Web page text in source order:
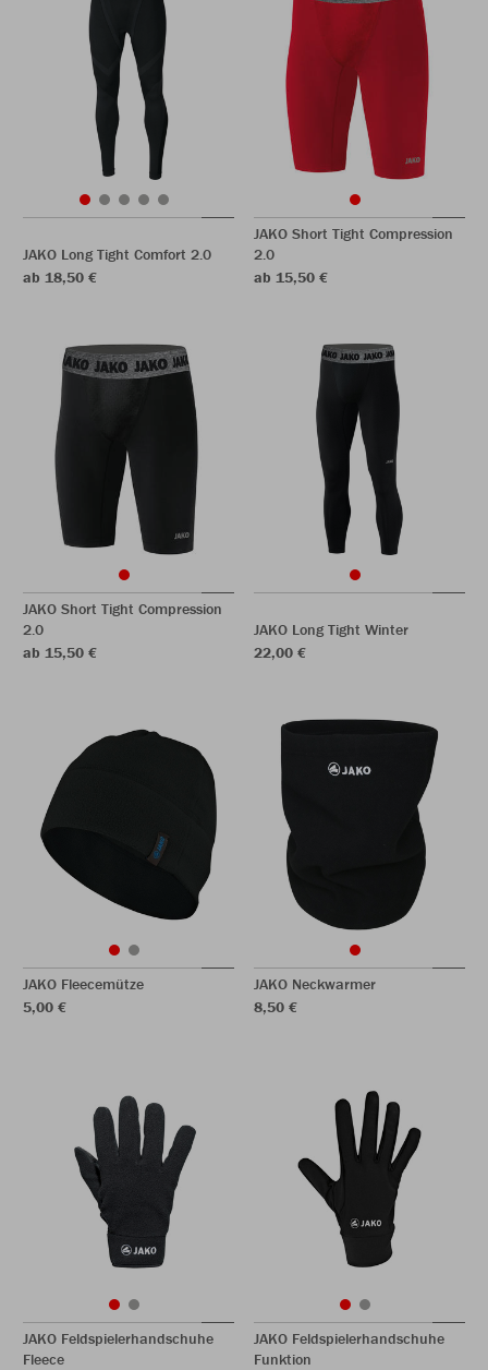
JAKO Long Tight Comfort 2.0
ab 18,50 €
JAKO Short Tight Compression
2.0
ab 15,50 €
JAKO Short Tight Compression
2.0
ab 15,50 €
JAKO Long Tight Winter
22,00 €
JAKO Fleecemütze
5,00 €
JAKO Neckwarmer
8,50 €
JAKO Feldspielerhandschuhe
Fleece
JAKO Feldspielerhandschuhe
Funktion